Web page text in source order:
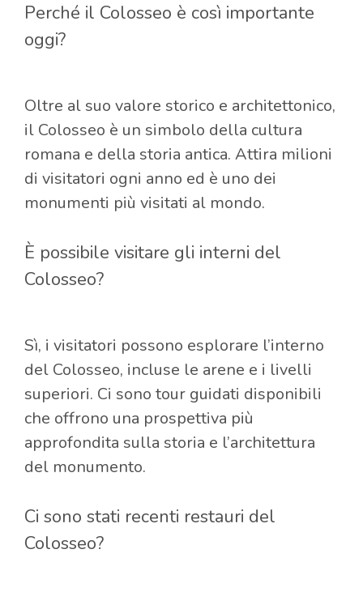
Perché il Colosseo è così importante
oggi?
Oltre al suo valore storico e architettonico,
il Colosseo è un simbolo della cultura
romana e della storia antica. Attira milioni
di visitatori ogni anno ed è uno dei
monumenti più visitati al mondo.
È possibile visitare gli interni del
Colosseo?
Sì, i visitatori possono esplorare l’interno
del Colosseo, incluse le arene e i livelli
superiori. Ci sono tour guidati disponibili
che offrono una prospettiva più
approfondita sulla storia e l’architettura
del monumento.
Ci sono stati recenti restauri del
Colosseo?